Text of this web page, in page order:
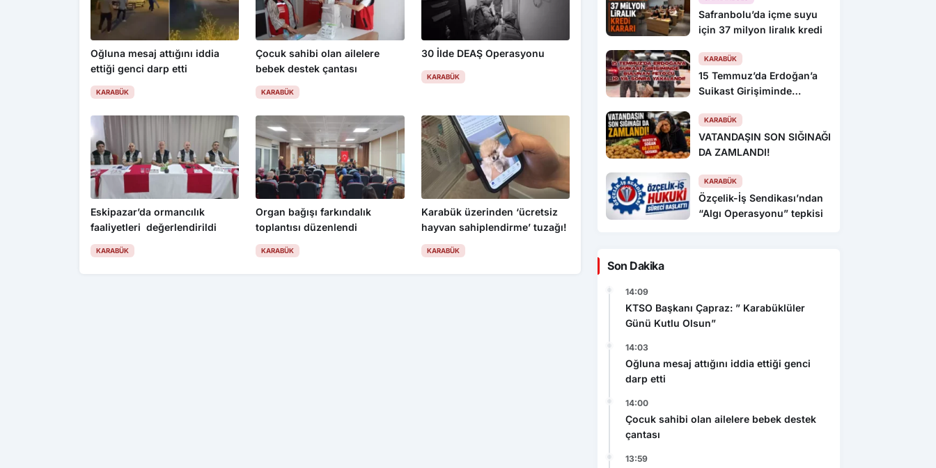
Oğluna mesaj attığını iddia
ettiği genci darp etti
KARABÜK
Çocuk sahibi olan ailelere
bebek destek çantası
KARABÜK
30 İlde DEAŞ Operasyonu
KARABÜK
Eskipazar’da ormancılık
faaliyetleri değerlendirildi
KARABÜK
Organ bağışı farkındalık
toplantısı düzenlendi
KARABÜK
Karabük üzerinden ‘ücretsiz
hayvan sahiplendirme’ tuzağı!
KARABÜK
Safranbolu’da içme suyu
için 37 milyon liralık kredi
KARABÜK
15 Temmuz’da Erdoğan’a
Suikast Girişiminde
Sonra Yakalandı!
KARABÜK
VATANDAŞIN SON SIĞINAĞI
DA ZAMLANDI!
KARABÜK
Özçelik-İş Sendikası’ndan
“Algı Operasyonu” tepkisi
Son Dakika
14:09
KTSO Başkanı Çapraz: ” Karabüklüler
Günü Kutlu Olsun”
14:03
Oğluna mesaj attığını iddia ettiği genci
darp etti
14:00
Çocuk sahibi olan ailelere bebek destek
çantası
13:59